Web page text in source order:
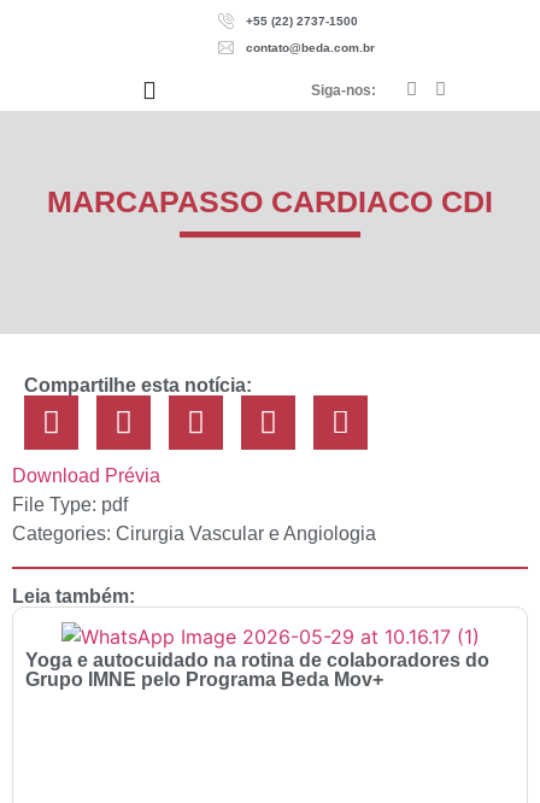
+55 (22) 2737-1500
contato@beda.com.br
Siga-nos:
MARCAPASSO CARDIACO CDI
Download Prévia
File Type: pdf
Categories: Cirurgia Vascular e Angiologia
Leia também:
Yoga e autocuidado na rotina de colaboradores do
Grupo IMNE pelo Programa Beda Mov+
Compartilhe esta notícia: